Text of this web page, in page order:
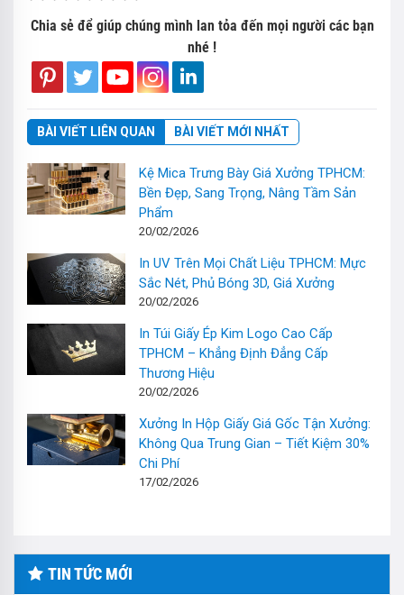
Chia sẻ để giúp chúng mình lan tỏa đến mọi người các bạn
nhé !
BÀI VIẾT LIÊN QUAN BÀI VIẾT MỚI NHẤT
Kệ Mica Trưng Bày Giá Xưởng TPHCM:
Bền Đẹp, Sang Trọng, Nâng Tầm Sản
Phẩm
20/02/2026
In UV Trên Mọi Chất Liệu TPHCM: Mực
Sắc Nét, Phủ Bóng 3D, Giá Xưởng
20/02/2026
In Túi Giấy Ép Kim Logo Cao Cấp
TPHCM – Khẳng Định Đẳng Cấp
Thương Hiệu
20/02/2026
Xưởng In Hộp Giấy Giá Gốc Tận Xưởng:
Không Qua Trung Gian – Tiết Kiệm 30%
Chi Phí
17/02/2026
TIN TỨC MỚI